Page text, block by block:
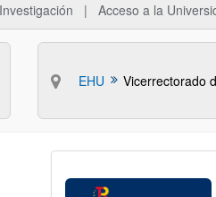
Investigación Acceso a la
EHU Vicerrectorado